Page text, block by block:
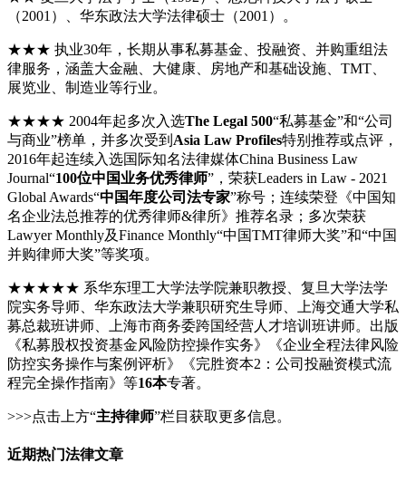
（2001）、华东政法大学法律硕士（2001）。
★★★ 执业30年，长期从事私募基金、投融资、并购重组法
律服务，涵盖大金融、大健康、房地产和基础设施、TMT、
展览业、制造业等行业。
★★★★ 2004年起多次入选The Legal 500“私募基金”和“公司
与商业”榜单，并多次受到 Asia Law Profiles特别推荐或点评，
2016年起连续入选国际知名法律媒体China Business Law
Journal“100位中国业务优秀律师”，荣获Leaders in Law - 2021
Global Awards“中国年度公司法专家”称号；连续荣登《中国知
名企业法总推荐的优秀律师&律所》推荐名录；多次荣获
Lawyer Monthly及Finance Monthly“中国TMT律师大奖”和“中国
并购律师大奖”等奖项。
★★★★★ 系华东理工大学法学院兼职教授、复旦大学法学
院实务导师、华东政法大学兼职研究生导师、上海交通大学私
募总裁班讲师、上海市商务委跨国经营人才培训班讲师。出版
《私募股权投资基金风险防控操作实务》《企业全程法律风险
防控实务操作与案例评析》《完胜资本2：公司投融资模式流
程完全操作指南》等16本专著。
>>>点击上方“主持律师”栏目获取更多信息。
近期热门法律文章